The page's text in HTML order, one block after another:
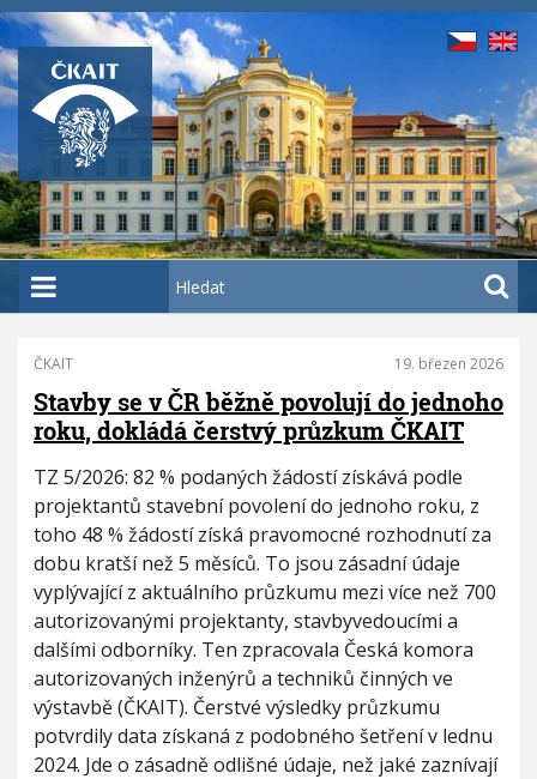
P
ř
e
j
t
k
h
l
a
t
ČKAIT 19. březen 2026
Stavby se v ČR běžně povolují do jednoho
roku, dokládá čerstvý průzkum ČKAIT
TZ 5/2026: 82 % podaných žádostí získává podle
projektantů stavební povolení do jednoho roku, z
toho 48 % žádostí získá pravomocné rozhodnutí za
dobu kratší než 5 měsíců. To jsou zásadní údaje
vyplývající z aktuálního průzkumu mezi více než 700
autorizovanými projektanty, stavbyvedoucími a
dalšími odborníky. Ten zpracovala Česká komora
autorizovaných inženýrů a techniků činných ve
výstavbě (ČKAIT). Čerstvé výsledky průzkumu
potvrdily data získaná z podobného šetření v lednu
2024. Jde o zásadně odlišné údaje, než jaké zaznívají